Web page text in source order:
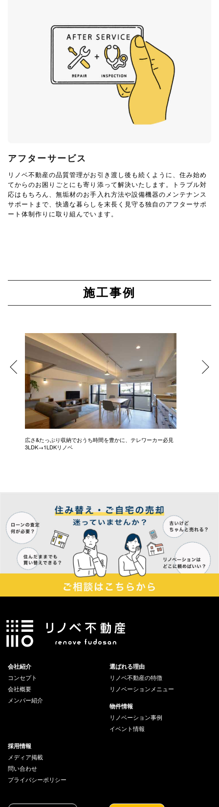
アフターサービス
リノベ不動産の品質管理がお引き渡し後も続くように、住み始め
てからのお困りごとにも寄り添って解決いたします。トラブル対
応はもちろん、無垢材のお手入れ方法や設備機器のメンテナンス
サポートまで、快適な暮らしを末長く見守る独自のアフターサポ
ート体制作りに取り組んでいます。
施工事例
広さ&たっぷり収納でおうち時間を豊かに、テレワーカー必見
3LDK→1LDKリノベ
会社紹介
コンセプト
会社概要
メンバー紹介
選ばれる理由
リノベ不動産の特徴
リノベーションメニュー
物件情報
リノベーション事例
イベント情報
採用情報
メディア掲載
問い合わせ
プライバシーポリシー